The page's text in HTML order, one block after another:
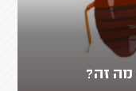
מה זה?